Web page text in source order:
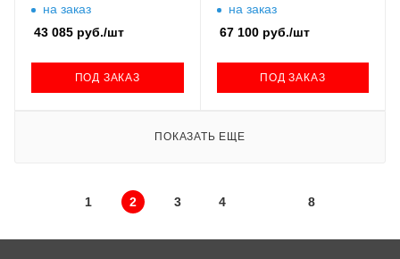
на заказ
43 085 руб./шт
ПОД ЗАКАЗ
на заказ
67 100руб./шт
ПОД ЗАКАЗ
ПОКАЗАТЬ ЕЩЕ
1 2 3 4 8